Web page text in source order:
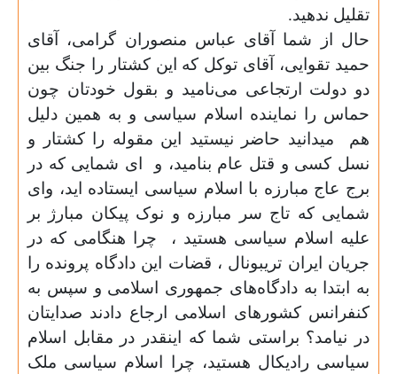
تقلیل ندهید.
حال از شما آقای عباس منصوران گرامی‌، آقای
حمید تقوایی، آقای توکل که این کشتار را جنگ بین
دو دولت ارتجاعی می‌نامید و بقول خودتان چون
حماس را نماینده اسلام سیاسی و به همین دلیل
هم
میدانید حاضر نیستید این مقوله را کشتار و
نسل کسی‌ و قتل عام بنامید، و
ای شمایی که در
برج عاج مبارزه با اسلام سیاسی ایستاده اید، و‌ای
شمایی که تاج سر مبارزه و نوک پیکان مبارژ بر
علیه اسلام سیاسی هستید ،
چرا هنگامی که در
جریان ایران تریبونال ، قضات این دادگاه پرونده را
به ابتدا به دادگاه‌های جمهوری اسلامی و سپس به
کنفرانس کشور‌های اسلامی ارجاع دادند صدایتان
در نیامد؟ براستی شما که اینقدر در مقابل اسلام
سیاسی رادیکال هستید، چرا اسلام سیاسی ملک